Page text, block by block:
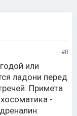
#8
или
ладони перед
Примета
-